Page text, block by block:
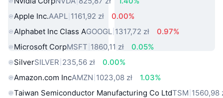
Apple Inc.AAPL 1161,92 zł
0.00%
Alphabet Inc Class AGOOGL 1317,72 zł
0.97%
Microsoft CorpMSFT 1860,11 zł
0.05%
SilverSILVER 235,56 zł
0.00%
Amazon.com IncAMZN 1023,08 zł
1.03%
Taiwan Semiconductor Manufacturing Co LtdTSM 1560,98